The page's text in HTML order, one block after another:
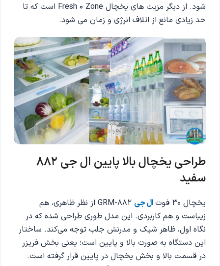
شود. از دیگر مزیت های یخچال Fresh 0 Zone است که تا
حد زیادی مانع از اتلاف انرژی و زمان می شود.
طراحی یخچال بالا پایین ال جی 882
سفید
یخچال 30 فوت ال جی
GRM-882 از نظر ظاهری، هم
زیباست و هم کاربردی. این مدل طوری طراحی شده که در
نگاه اول، ظاهر شیک و مدرنش جلب توجه می‌کند. ساختار
این دستگاه به صورت بالا و پایین است؛ یعنی بخش فریزر
در قسمت بالا و بخش یخچال در پایین قرار گرفته است.